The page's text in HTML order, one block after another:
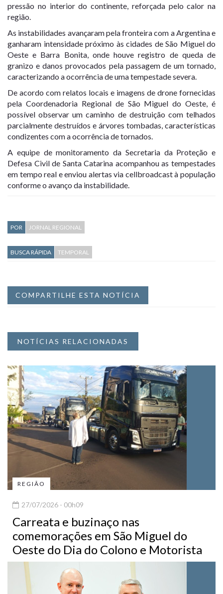
pressão no interior do continente, reforçada pelo calor na
região.
As instabilidades avançaram pela fronteira com a Argentina e
ganharam intensidade próximo às cidades de São Miguel do
Oeste e Barra Bonita, onde houve registro de queda de
granizo e danos provocados pela passagem de um tornado,
caracterizando a ocorrência de uma tempestade severa.
De acordo com relatos locais e imagens de drone fornecidas
pela Coordenadoria Regional de São Miguel do Oeste, é
possível observar um caminho de destruição com telhados
parcialmente destruídos e árvores tombadas, características
condizentes com a ocorrência de tornados.
A equipe de monitoramento da Secretaria da Proteção e
Defesa Civil de Santa Catarina acompanhou as tempestades
em tempo real e enviou alertas via cellbroadcast à população
conforme o avanço da instabilidade.
POR JORNAL REGIONAL
BUSCA RÁPIDA TEMPORAL
COMPARTILHE ESTA NOTÍCIA
NOTÍCIAS RELACIONADAS
REGIÃO
27/07/2026 - 00h09
Carreata e buzinaço nas
comemorações em São Miguel do
Oeste do Dia do Colono e Motorista